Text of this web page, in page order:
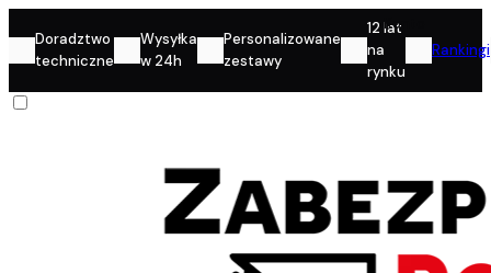
Doradztwo
techniczne
Wysyłka
w 24h
Personalizowane
zestawy
12 lat
na
rynku
Rankingi
Konto